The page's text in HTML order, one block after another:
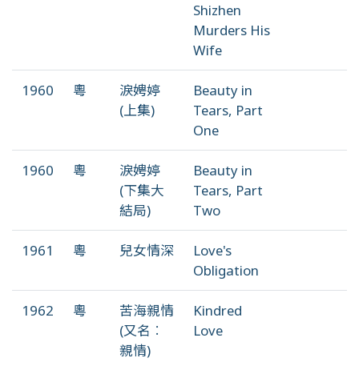
Shizhen
Murders His
Wife
1960 粵
淚娉婷
(上集)
Beauty in
Tears, Part
One
1960 粵
淚娉婷
(下集大
結局)
Beauty in
Tears, Part
Two
1961 粵 兒女情深
Love's
Obligation
1962 粵
苦海親情
(又名︰
親情)
Kindred
Love